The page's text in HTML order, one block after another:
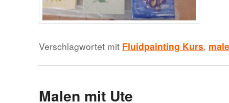
Verschlagwortet mit Fluidpainting Kurs,
Malen mit Ute